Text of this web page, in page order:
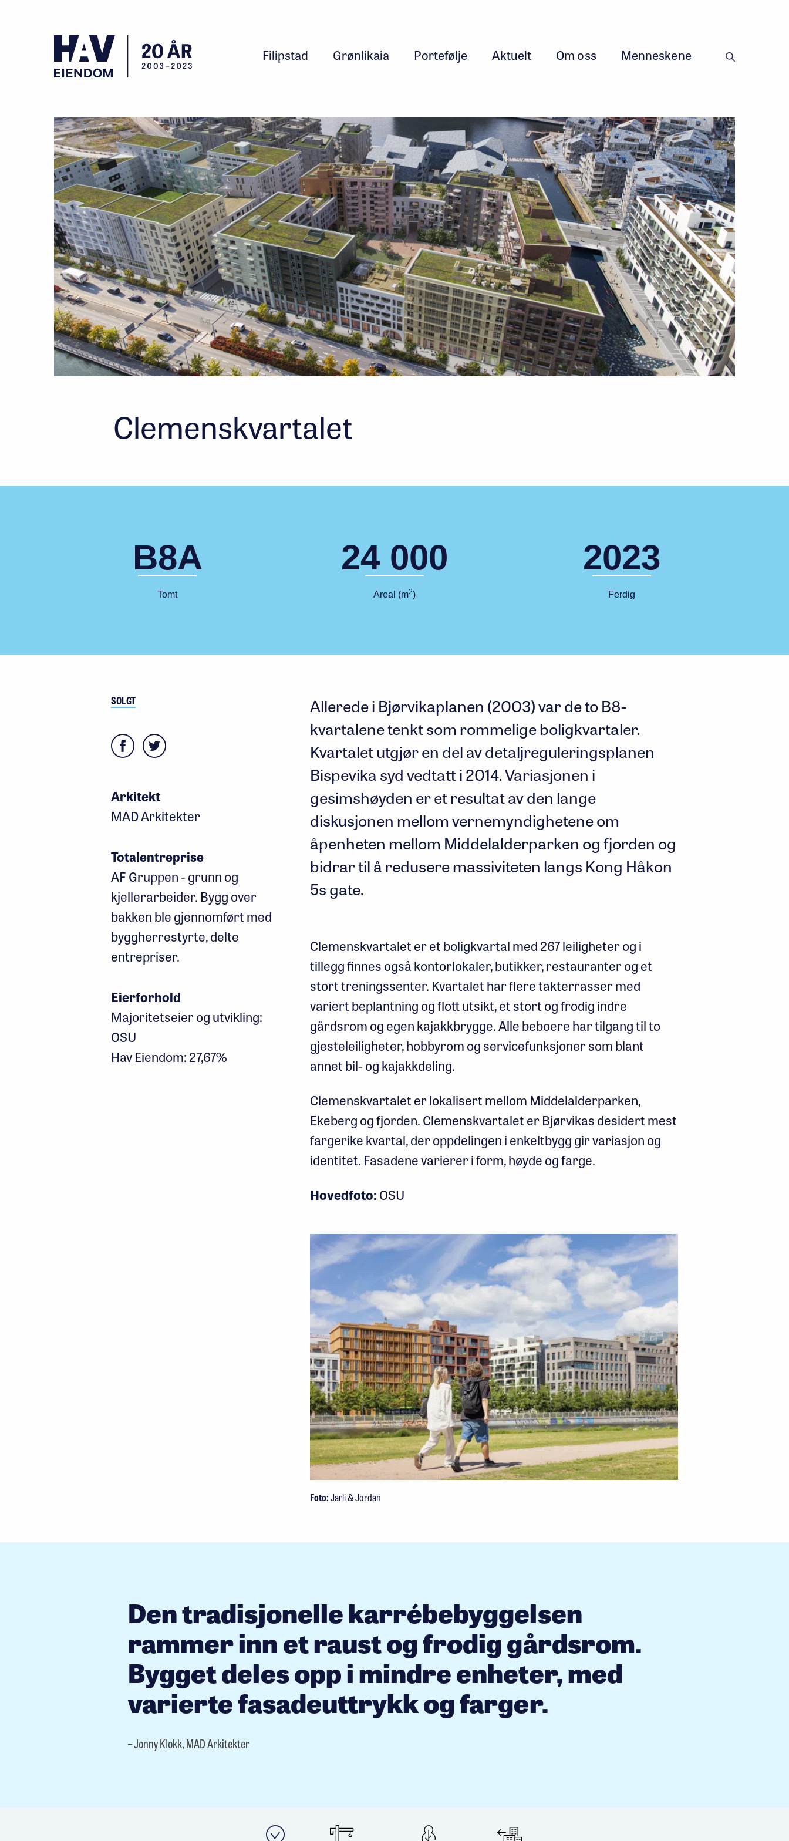
Filipstad Grønlikaia Portefølje Aktuelt Om oss Menneskene
Clemenskvartalet
B8A
Tomt
24 000
Areal (m2)
2023
Ferdig
SOLGT
Arkitekt
MAD Arkitekter
Totalentreprise
AF Gruppen - grunn og
kjellerarbeider. Bygg over
bakken ble gjennomført med
byggherrestyrte, delte
entrepriser.
Eierforhold
Majoritetseier og utvikling:
OSU
Hav Eiendom: 27,67%
Allerede i Bjørvikaplanen (2003) var de to B8-
kvartalene tenkt som rommelige boligkvartaler.
Kvartalet utgjør en del av detaljreguleringsplanen
Bispevika syd vedtatt i 2014. Variasjonen i
gesimshøyden er et resultat av den lange
diskusjonen mellom vernemyndighetene om
åpenheten mellom Middelalderparken og fjorden og
bidrar til å redusere massiviteten langs Kong Håkon
5s gate.
Clemenskvartalet er et boligkvartal med 267 leiligheter og i
tillegg finnes også kontorlokaler, butikker, restauranter og et
stort treningssenter. Kvartalet har flere takterrasser med
variert beplantning og flott utsikt, et stort og frodig indre
gårdsrom og egen kajakkbrygge. Alle beboere har tilgang til to
gjesteleiligheter, hobbyrom og servicefunksjoner som blant
annet bil- og kajakkdeling.
Clemenskvartalet er lokalisert mellom Middelalderparken,
Ekeberg og fjorden. Clemenskvartalet er Bjørvikas desidert mest
fargerike kvartal, der oppdelingen i enkeltbygg gir variasjon og
identitet. Fasadene varierer i form, høyde og farge.
Hovedfoto:OSU
Foto:Jarli & Jordan
Den tradisjonelle karrébebyggelsen
rammer inn et raust og frodig gårdsrom.
Bygget deles opp i mindre enheter, med
varierte fasadeuttrykk og farger.
– Jonny Klokk, MAD Arkitekter